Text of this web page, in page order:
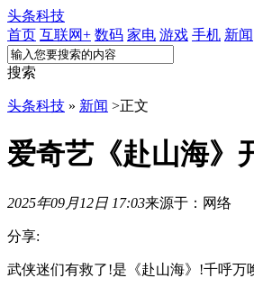
头条科技
首页 互联网+ 数码 家电 游戏 手机 新闻
搜索
头条科技 » 新闻 >正文
爱奇艺《赴山海》
2025年09月12日 17:03来源于：网络
分享:
武侠迷们有救了!是《赴山海》!千呼万